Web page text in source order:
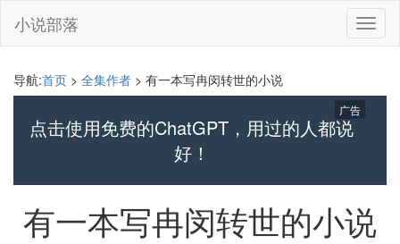
切
换
小说部落
导航:首页 > 全集作者 > 有一本写冉闵转世的小说
点击使用免费的ChatGPT，用过的人都说
好！
广告
有一本写冉闵转世的小说